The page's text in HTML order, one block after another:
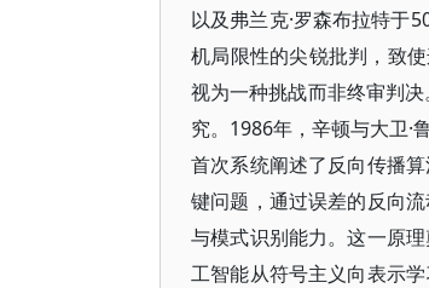
以及弗兰克·罗森布拉特于
机局限性的尖锐批判，致
视为一种挑战而非终审判
究。1986年，辛顿与大卫·
首次系统阐述了反向传播
键问题，通过误差的反向
与模式识别能力。这一原
工智能从符号主义向表示